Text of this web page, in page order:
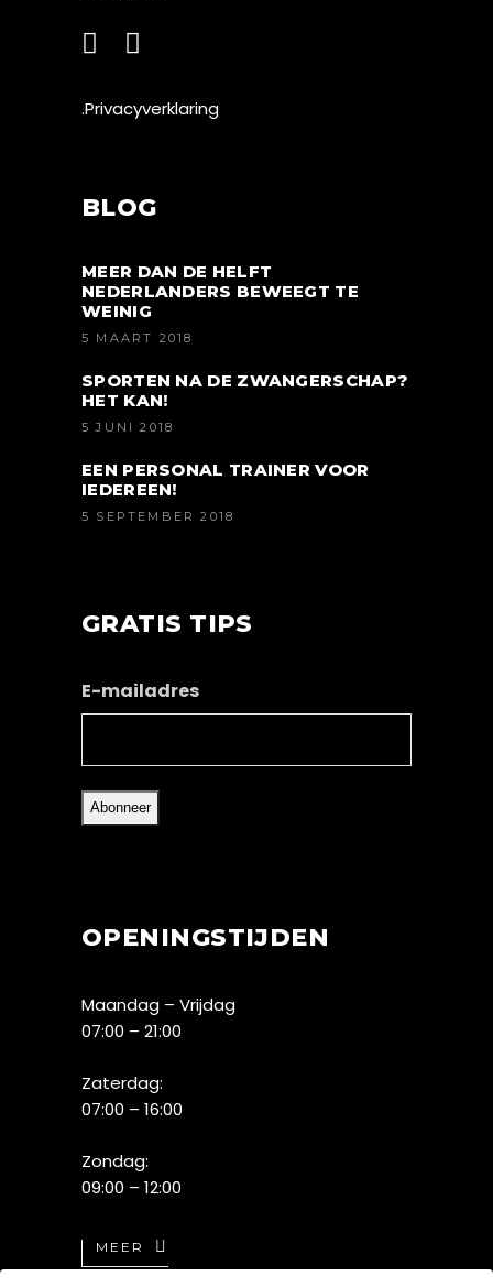
.Privacyverklaring
BLOG
MEER DAN DE HELFT
NEDERLANDERS BEWEEGT TE
WEINIG
5 MAART 2018
SPORTEN NA DE ZWANGERSCHAP?
HET KAN!
5 JUNI 2018
EEN PERSONAL TRAINER VOOR
IEDEREEN!
5 SEPTEMBER 2018
GRATIS TIPS
E-mailadres
OPENINGSTIJDEN
Maandag – Vrijdag
07:00 – 21:00
Zaterdag:
07:00 – 16:00
Zondag:
09:00 – 12:00
MEER